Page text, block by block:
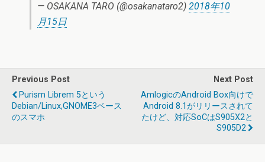
— OSAKANA TARO (@osakanataro2) 2018年10
月15日
Previous Post
Purism Librem 5という
Debian/Linux,GNOME3ベース
のスマホ
Next Post
AmlogicのAndroid Box向けで
Android 8.1がリリースされて
たけど、対応SoCはS905X2と
S905D2